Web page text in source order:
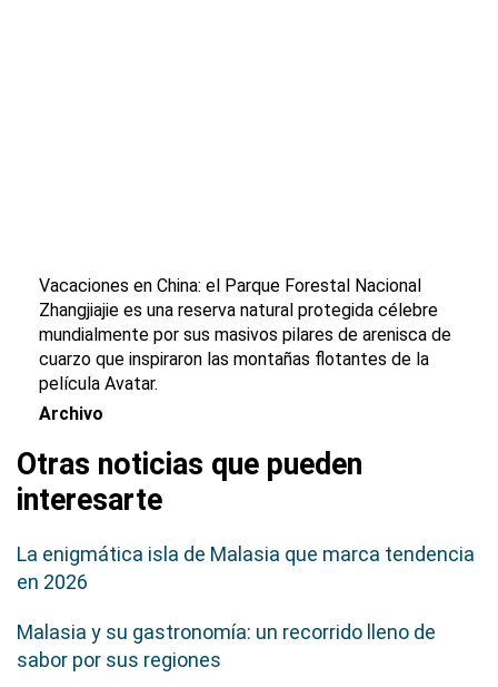
Vacaciones en China: el Parque Forestal Nacional
Zhangjiajie es una reserva natural protegida célebre
mundialmente por sus masivos pilares de arenisca de
cuarzo que inspiraron las montañas flotantes de la
película Avatar.
Archivo
Otras noticias que pueden
interesarte
La enigmática isla de Malasia que marca tendencia
en 2026
Malasia y su gastronomía: un recorrido lleno de
sabor por sus regiones